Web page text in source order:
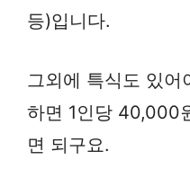
등)입니다.
그외에 특식도 있
하면 1인당 40,000
면 되구요.